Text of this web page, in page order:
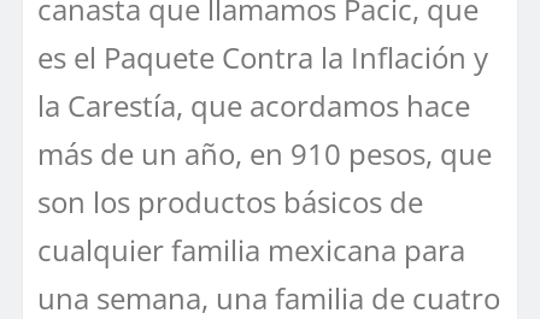
canasta que llamamos Pacic, que
es el Paquete Contra la Inflación y
la Carestía, que acordamos hace
más de un año, en 910 pesos, que
son los productos básicos de
cualquier familia mexicana para
una semana, una familia de cuatro